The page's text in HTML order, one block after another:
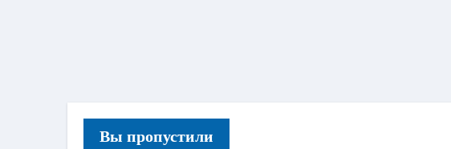
Вы пропустили